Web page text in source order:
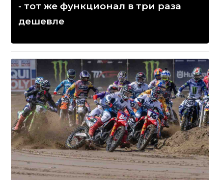
- тот же функционал в три раза
дешевле